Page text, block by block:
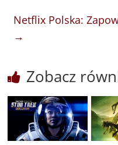
Netflix Polska:
→
Zobacz